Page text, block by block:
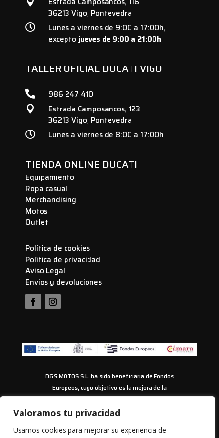
Valoramos tu privacidad
Usamos cookies para mejorar su experiencia de
36213 Vigo, Pontevedra

Lunes a viernes de 9:00 a 17:00h,
excepto jueves de 9:00 a 21:00h
TALLER OFICIAL DUCATI VIGO
 986 247 410

Estrada Camposancos, 123
36213 Vigo, Pontevedra
 Lunes a viernes de 8:00 a 17:00h
TIENDA ONLINE DUCATI
Equipamiento
Ropa casual
Merchandising
Motos
Outlet
Política de cookies
Política de privacidad
Aviso Legal
Envios y devoluciones
D&S MOTOS S.L. ha sido beneficiaria de Fondos
Europeos, cuyo objetivo es la mejora de la
competitividad de las PYMES, y gracias al cual ha
puesto en marcha un Plan de Acción con el objetivo
de impulsar el uso seguro y fiable del ciberespacio y
la competitividad de las pymes durante los años